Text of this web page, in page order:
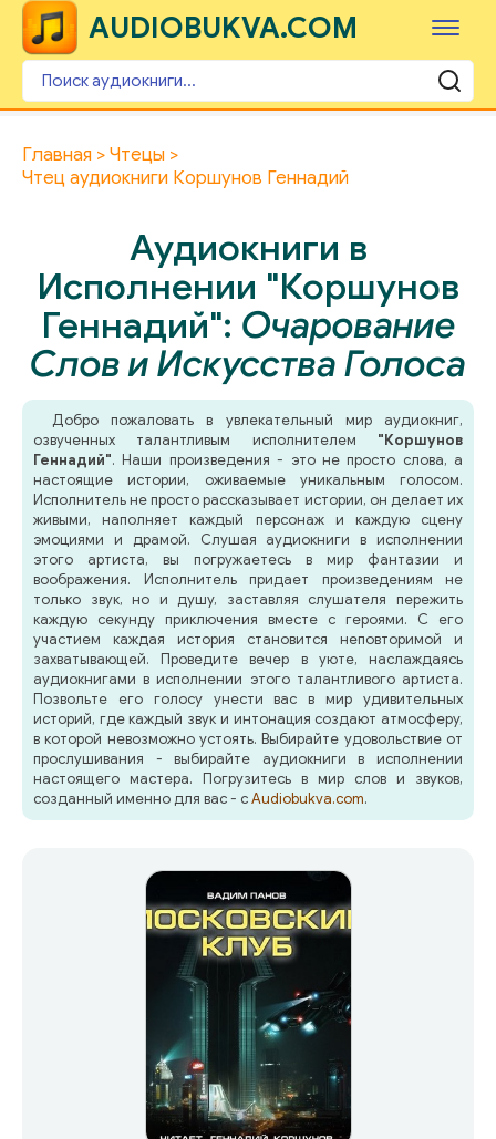
AUDIOBUKVA.COM
Главная
Чтецы
Чтец аудиокниги Коршунов Геннадий
Аудиокниги в
Исполнении "Коршунов
Геннадий": Очарование
Слов и Искусства Голоса
Добро пожаловать в увлекательный мир аудиокниг,
озвученных талантливым исполнителем "Коршунов
Геннадий". Наши произведения - это не просто слова, а
настоящие истории, оживаемые уникальным голосом.
Исполнитель не просто рассказывает истории, он делает их
живыми, наполняет каждый персонаж и каждую сцену
эмоциями и драмой. Слушая аудиокниги в исполнении
этого артиста, вы погружаетесь в мир фантазии и
воображения. Исполнитель придает произведениям не
только звук, но и душу, заставляя слушателя пережить
каждую секунду приключения вместе с героями. С его
участием каждая история становится неповторимой и
захватывающей. Проведите вечер в уюте, наслаждаясь
аудиокнигами в исполнении этого талантливого артиста.
Позвольте его голосу унести вас в мир удивительных
историй, где каждый звук и интонация создают атмосферу,
в которой невозможно устоять. Выбирайте удовольствие от
прослушивания - выбирайте аудиокниги в исполнении
настоящего мастера. Погрузитесь в мир слов и звуков,
созданный именно для вас - сAudiobukva.com.